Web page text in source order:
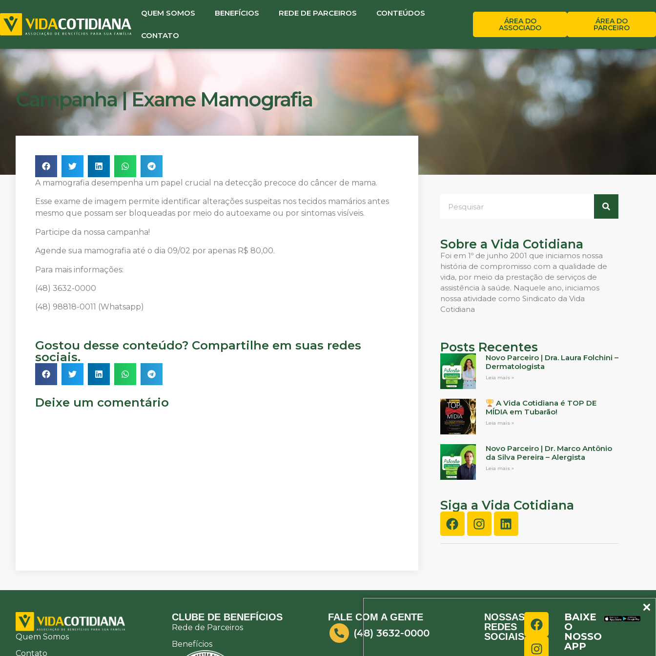
QUEM SOMOS BENEFÍCIOS REDE DE PARCEIROS CONTEÚDOS
CONTATO
ÁREA DO
ASSOCIADO
ÁREA DO
PARCEIRO
Campanha | Exame Mamografia
A mamografia desempenha um papel crucial na detecção precoce do câncer de mama.
Esse exame de imagem permite identificar alterações suspeitas nos tecidos mamários antes
mesmo que possam ser bloqueadas por meio do autoexame ou por sintomas visíveis.
Participe da nossa campanha!
Agende sua mamografia até o dia 09/02 por apenas R$ 80,00.
Para mais informações:
(48) 3632-0000
(48) 98818-0011 (Whatsapp)
Gostou desse conteúdo? Compartilhe em suas redes
sociais.
Deixe um comentário
Sobre a Vida Cotidiana
Foi em 1º de junho 2001 que iniciamos nossa
história de compromisso com a qualidade de
vida, por meio da prestação de serviços de
assistência à saúde. Naquele ano, iniciamos
nossa atividade como Sindicato da Vida
Cotidiana
Posts Recentes
Novo Parceiro | Dra. Laura Folchini –
Dermatologista
Leia mais »
A Vida Cotidiana é TOP DE
MÍDIA em Tubarão!
Leia mais »
Novo Parceiro | Dr. Marco Antônio
da Silva Pereira – Alergista
Leia mais »
Siga a Vida Cotidiana
Quem Somos
Contato
CLUBE DE BENEFÍCIOS
Rede de Parceiros
Benefícios
FALE COM A GENTE
(48) 3632-0000
NOSSAS
REDES
SOCIAIS
BAIXE
O
NOSSO
APP